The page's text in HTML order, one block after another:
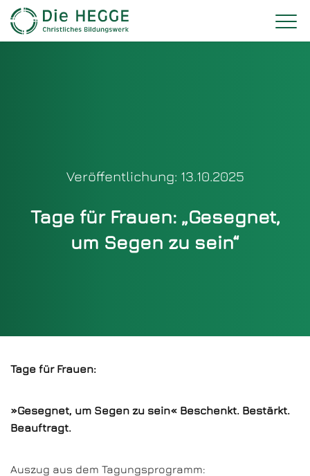
Veröffentlichung: 13.10.2025
Tage für Frauen: „Gesegnet,
um Segen zu sein“
Tage für Frauen:
»Gesegnet, um Segen zu sein« Beschenkt. Bestärkt.
Beauftragt.
Auszug aus dem Tagungsprogramm: